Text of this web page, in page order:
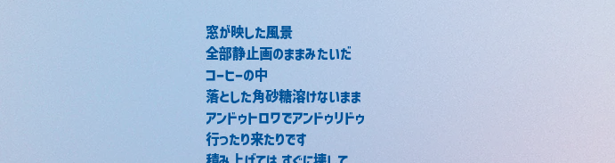
窓が映した風景
全部静止画のままみたいだ
コーヒーの中
落とした角砂糖溶けないまま
アンドゥトロワでアンドゥリドゥ
行ったり来たりです